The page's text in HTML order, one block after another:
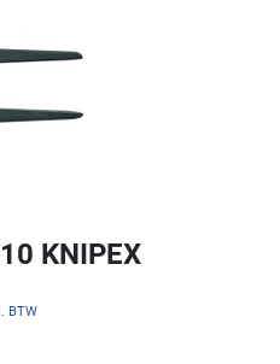
KNIPEX
BTW